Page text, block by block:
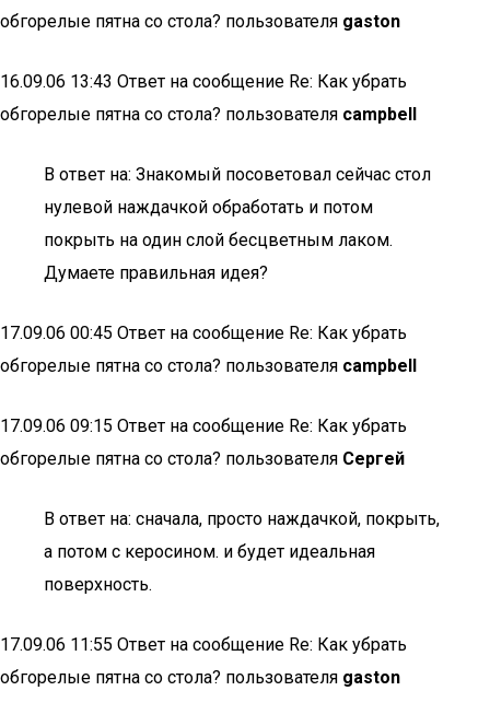
обгорелые пятна со стола? пользователя gaston
16.09.06 13:43 Ответ на сообщение Re: Как убрать
обгорелые пятна со стола? пользователя campbell
В ответ на: Знакомый посоветовал сейчас стол
нулевой наждачкой обработать и потом
покрыть на один слой бесцветным лаком.
Думаете правильная идея?
17.09.06 00:45 Ответ на сообщение Re: Как убрать
обгорелые пятна со стола? пользователя campbell
17.09.06 09:15 Ответ на сообщение Re: Как убрать
обгорелые пятна со стола? пользователя Сергей
В ответ на: сначала, просто наждачкой, покрыть,
а потом с керосином. и будет идеальная
поверхность.
17.09.06 11:55 Ответ на сообщение Re: Как убрать
обгорелые пятна со стола? пользователя gaston